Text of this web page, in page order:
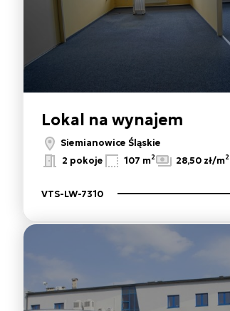
Lokal na wynajem
Siemianowice Śląskie
2 pokoje 107 m2 28,50 zł/m2
VTS-LW-7310